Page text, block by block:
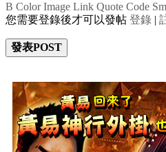
B Color Image Link Quote Code
您需要登錄後才可以發帖 登錄 |
發表POST